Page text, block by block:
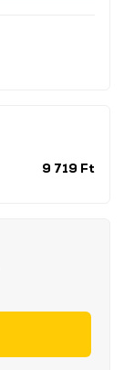
9 719 Ft